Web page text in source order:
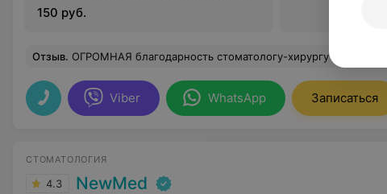
150 руб.
Отзыв. ОГРОМНАЯ благодарность стоматологу-хирургу Муслему Мохаммеду!!!! Обратилась для удаления проблемного зуба с опухшей десной и сильной болью. Я по натуре трусиха поэтому ещё и ооочень боялась. Врач успакоил и процедуру провел максимально аккуратно. Хотя мне было больно даже рот открыть. Отзыв пишу через неделю после посещения. Опухоль спала, рана затянулась. Врач с
Viber WhatsApp Записаться
СТОМАТОЛОГИЯ
4.3 NewMed